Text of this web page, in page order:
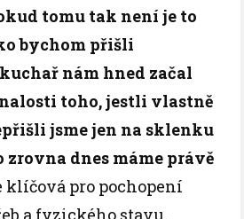
tomu tak není je to
bychom přišli
nám hned začal
toho, jestli vlastně
jsme jen na sklenku
zrovna dnes máme právě
klíčová pro pochopení
a fyzického stavu.